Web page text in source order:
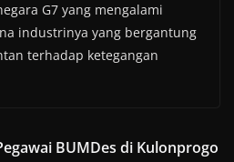
G7 yang mengalami
industrinya yang bergantung
terhadap ketegangan
BUMDes di Kulonprogo